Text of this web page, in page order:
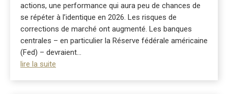
actions, une performance qui aura peu de chances de
se répéter à l’identique en 2026. Les risques de
corrections de marché ont augmenté. Les banques
centrales – en particulier la Réserve fédérale américaine
(Fed) – devraient...
lire la suite